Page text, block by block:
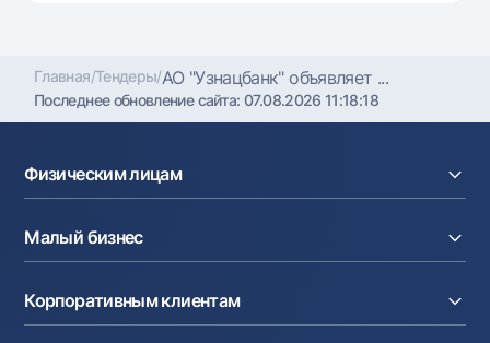
Главная/Тендеры/АО "Узнацбанк" объявляет ...
Последнее обновление сайта:07.08.2026 11:18:18
Физическим лицам
Вклады
Карты
Курсы валют
Денежные переводы
Малый бизнес
Кредиты
Эквайринг
Корпоративным клиентам